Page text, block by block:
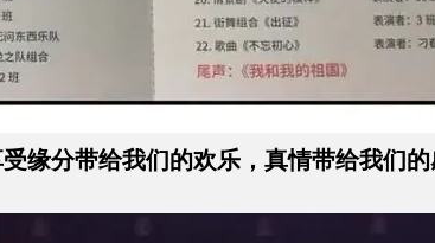
缘分带给我们的欢乐，真情带给我们